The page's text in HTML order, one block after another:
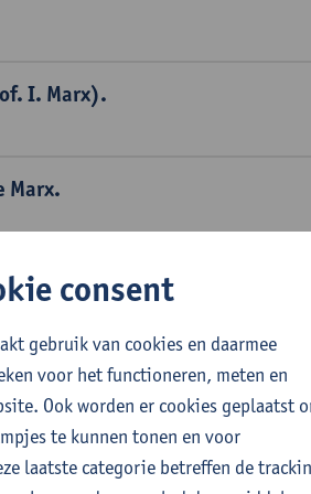
I. Marx).
Marx.
impact of sociaal vlak:
termijn.
in rijke
consent
gebruik van cookies en daarmee
voor het functioneren, meten en
Ook worden er cookies geplaatst
te kunnen tonen en voor
laatste categorie betreffen de